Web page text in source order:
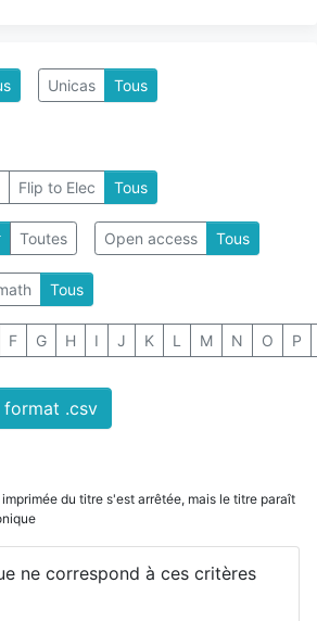
Unicas Tous
Flip to Elec Tous
Toutes Open access Tous
Tous
F G H I J K L M N O P
.csv
du titre s'est arrêtée, mais le titre paraît
ne correspond à ces critères